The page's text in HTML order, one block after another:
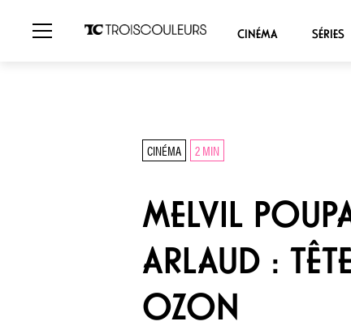
CINÉMA SÉRIES
CINÉMA 2 MIN
MELVIL
ARLAUD :
OZON